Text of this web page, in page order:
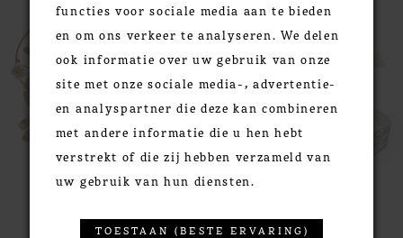
Products
Carousel
end2
3
4
functies voor sociale media aan te bieden
en om ons verkeer te analyseren. We delen
ook informatie over uw gebruik van onze
site met onze sociale media-, advertentie-
en analyspartner die deze kan combineren
met andere informatie die u hen hebt
verstrekt of die zij hebben verzameld van
uw gebruik van hun diensten.
TOESTAAN (BESTE ERVARING)